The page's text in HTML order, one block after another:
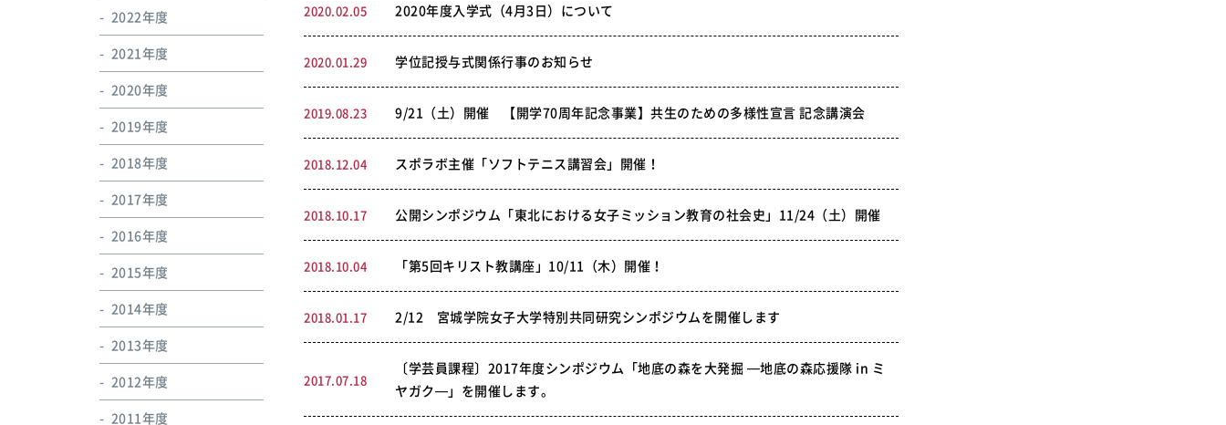
2020.02.05 2020年度入学式（4月3日）について
2020.01.29 学位記授与式関係行事のお知らせ
2019.08.23 9/21（土）開催 【開学70周年記念事業】共生のための多様性宣言 記念講演会
2018.12.04 スポラボ主催「ソフトテニス講習会」開催！
2018.10.17 公開シンポジウム「東北における女子ミッション教育の社会史」11/24（土）開催
2018.10.04 「第5回キリスト教講座」10/11（木）開催！
2018.01.17 2/12 宮城学院女子大学特別共同研究シンポジウムを開催します
2017.07.18
〔学芸員課程〕2017年度シンポジウム「地底の森を大発掘 —地底の森応援隊 in ミ
ヤガク—」を開催します。
2022年度
2021年度
2020年度
2019年度
2018年度
2017年度
2016年度
2015年度
2014年度
2013年度
2012年度
2011年度